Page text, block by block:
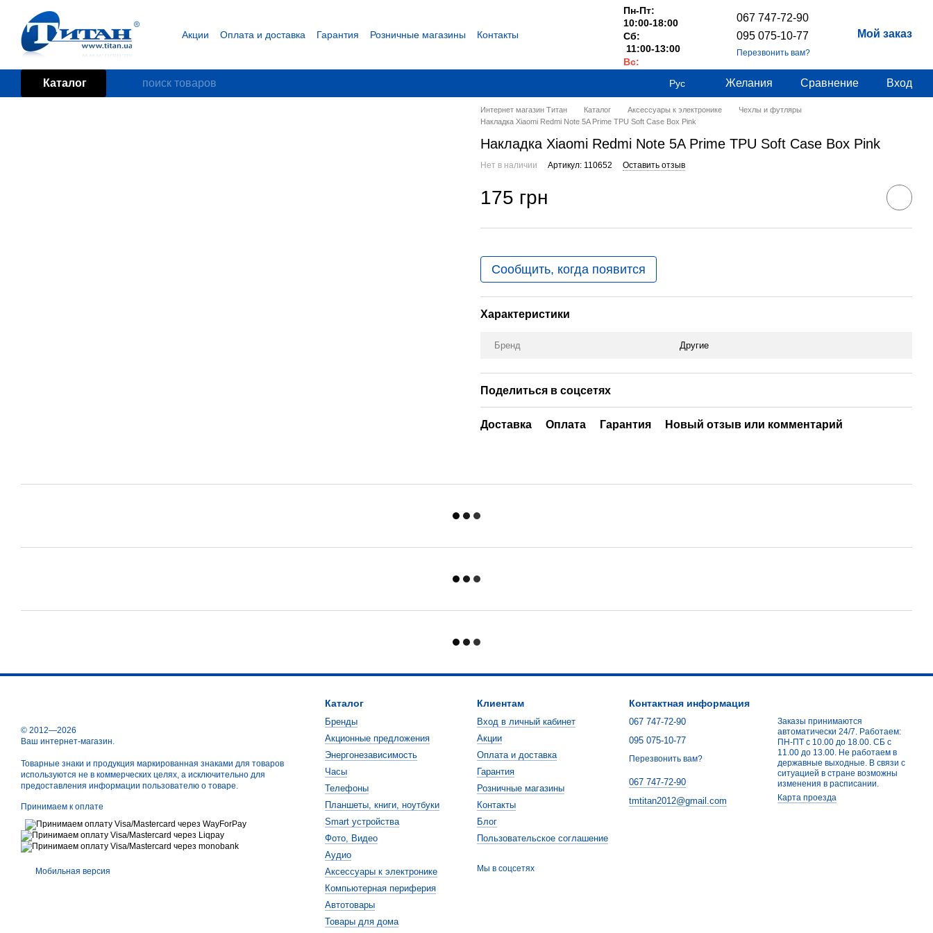
Перейти к основному контенту
Акции Оплата и доставка Гарантия Розничные магазины
Контакты
Пн-Пт:
10:00-18:00
Сб:
11:00-13:00
Вс:
067 747-72-90
095 075-10-77
Перезвонить вам?
Мой заказ
Каталог Рус Желания Сравнение Вход
Интернет магазин Титан Каталог Аксессуары к электронике
Чехлы и футляры
Накладка Xiaomi Redmi Note 5A Prime TPU Soft Case Box Pink
Накладка Xiaomi Redmi Note 5A Prime TPU Soft Case Box Pink
Нет в наличии Артикул: 110652 Оставить отзыв
175 грн
Сообщить, когда появится
Характеристики
Бренд Другие
Поделиться в соцсетях
Доставка Оплата Гарантия Новый отзыв или комментарий
© 2012—2026
Ваш интернет-магазин.
Товарные знаки и продукция маркированная знаками для товаров
используются не в коммерческих целях, а исключительно для
предоставления информации пользователю о товаре.
Принимаем к оплате
Мобильная версия
Каталог
Бренды
Акционные предложения
Энергонезависимость
Часы
Телефоны
Планшеты, книги, ноутбуки
Smart устройства
Фото, Видео
Аудио
Аксессуары к электронике
Компьютерная периферия
Автотовары
Товары для дома
Клиентам
Вход в личный кабинет
Акции
Оплата и доставка
Гарантия
Розничные магазины
Контакты
Блог
Пользовательское соглашение
Мы в соцсетях
Контактная информация
067 747-72-90
095 075-10-77
Перезвонить вам?
067 747-72-90
tmtitan2012@gmail.com
Заказы принимаются
автоматически 24/7. Работаем:
ПН-ПТ с 10.00 до 18.00. СБ с
11.00 до 13.00. Не работаем в
державные выходные. В связи с
ситуацией в стране возможны
изменения в расписании.
Карта проезда